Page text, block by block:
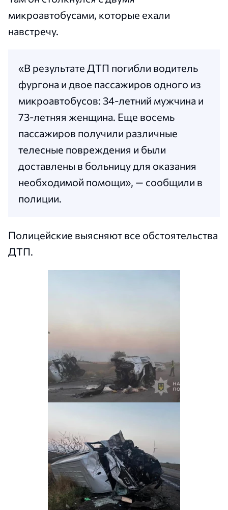
микроавтобусами, которые ехали
навстречу.
«В результате ДТП погибли водитель
фургона и двое пассажиров одного из
микроавтобусов: 34-летний мужчина и
73-летняя женщина. Еще восемь
пассажиров получили различные
телесные повреждения и были
доставлены в больницу для оказания
необходимой помощи», — сообщили в
полиции.
Полицейские выясняют все обстоятельства
ДТП.